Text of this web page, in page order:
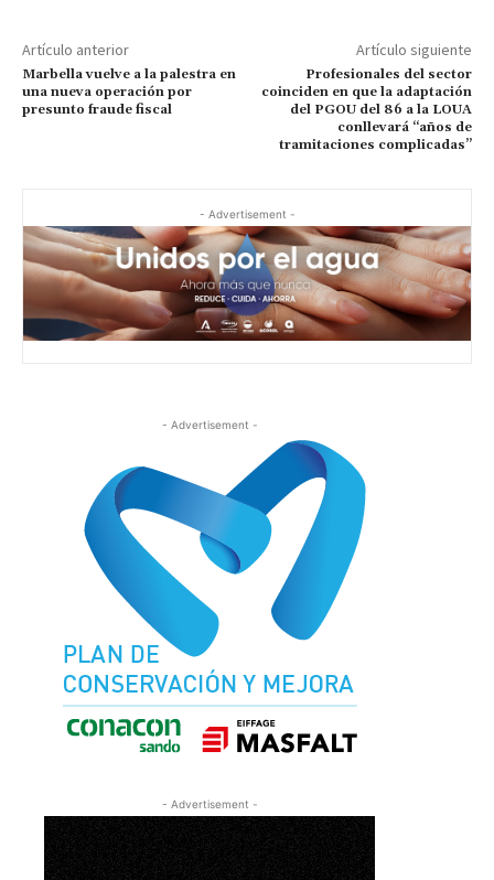
Artículo anterior
Marbella vuelve a la palestra en
una nueva operación por
presunto fraude fiscal
Artículo siguiente
Profesionales del sector
coinciden en que la adaptación
del PGOU del 86 a la LOUA
conllevará “años de
tramitaciones complicadas”
- Advertisement -
- Advertisement -
- Advertisement -